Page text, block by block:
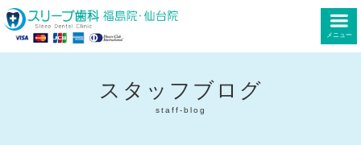
メニュー
スタッフブログ
staff-blog